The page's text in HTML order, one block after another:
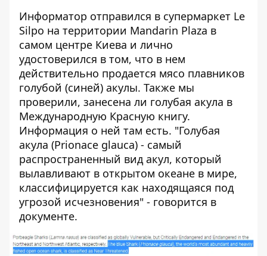
Информатор отправился в супермаркет Le
Silpo на территории Mandarin Plaza в
самом центре Киева и лично
удостоверился в том, что в нем
действительно продается мясо плавников
голубой (синей) акулы. Также мы
проверили, занесена ли голубая акула в
Международную Красную книгу.
Информация о ней там есть. "Голубая
акула (Prionace glauca) - самый
распространенный вид акул, который
вылавливают в открытом океане в мире,
классифицируется как находящаяся под
угрозой исчезновения" - говорится в
документе.